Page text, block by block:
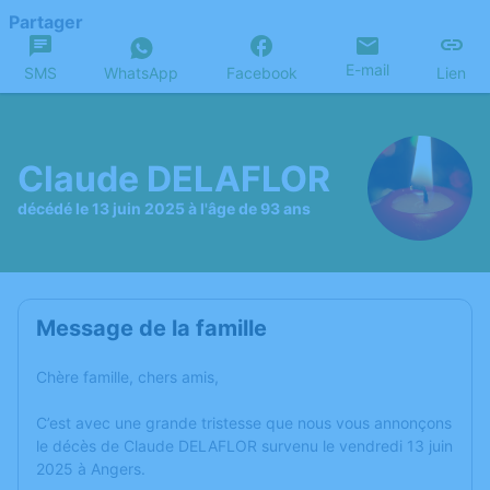
Partager
SMS WhatsApp Facebook E-mail Lien
Claude DELAFLOR
décédé le 13 juin 2025 à l'âge de 93 ans
Message de la famille
Chère famille, chers amis,
C’est avec une grande tristesse que nous vous annonçons
le décès de Claude DELAFLOR survenu le vendredi 13 juin
2025 à Angers.